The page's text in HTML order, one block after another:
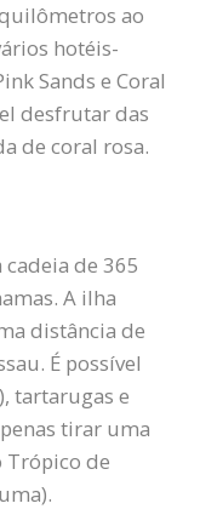
ao
hotéis-
Sands e Coral
desfrutar das
de coral rosa.
de 365
A ilha
distância de
É possível
tartarugas e
tirar uma
Trópico de